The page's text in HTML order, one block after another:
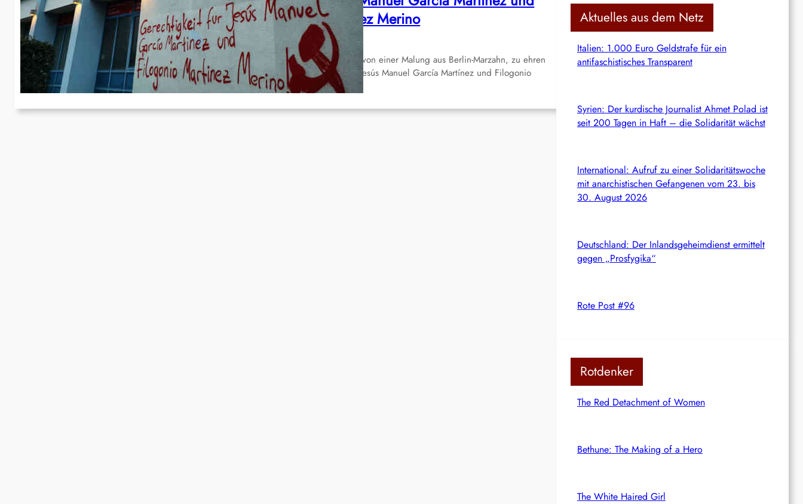
Filogonio Martínez Merino
Nov. 7, 2022
Wir veröffentlichen Bilder von einer Malung aus Berlin-Marzahn, zu ehren
der gefallenen Genossen Jesús Manuel García Martínez und Filogonio
Martínez…
c
Aktuelles aus dem Netz
Italien: 1.000 Euro Geldstrafe für ein
antifaschistisches Transparent
Syrien: Der kurdische Journalist Ahmet Polad ist
seit 200 Tagen in Haft – die Solidarität wächst
International: Aufruf zu einer Solidaritätswoche
mit anarchistischen Gefangenen vom 23. bis
30. August 2026
Deutschland: Der Inlandsgeheimdienst ermittelt
gegen „Prosfygika“
Rote Post #96
Rotdenker
The Red Detachment of Women
Bethune: The Making of a Hero
The White Haired Girl